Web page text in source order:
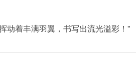
动着丰满羽翼，书写出流光溢彩！”